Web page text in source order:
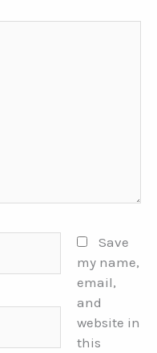
Save
my name,
email,
and
website in
this